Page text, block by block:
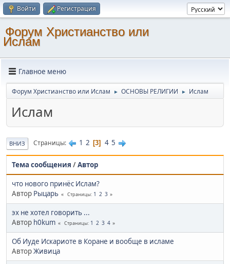
Войти Регистрация
Форум Христианство или
Ислам
Главное меню
Форум Христианство или Ислам ► ОСНОВЫ РЕЛИГИИ ► Ислам
Ислам
ВНИЗ Страницы 1 2 3 4 5
Тема сообщения /Автор
что нового принёс Ислам?
Автор Рыцарь Страницы 1 2 3
эх не хотел говорить ...
Автор h0kum Страницы 1 2 3 4
Об Иуде Искариоте в Коране и вообще в исламе
АвторЖивица